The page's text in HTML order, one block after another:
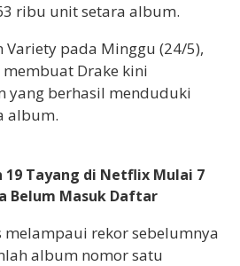
ribu unit setara album.
pada Minggu (24/5),
Drake kini
yang berhasil menduduki
album.
19 Tayang di Netflix Mulai 7
Belum Masuk Daftar
rekor sebelumnya
album nomor satu